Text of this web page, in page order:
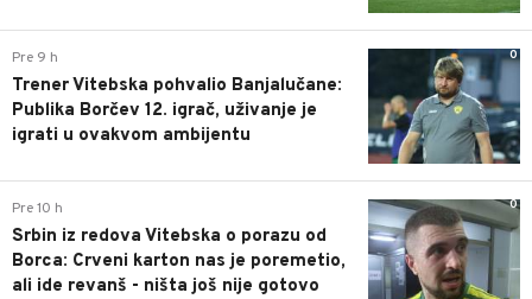
0
Pre 9 h
Trener Vitebska pohvalio Banjalučane:
Publika Borčev 12. igrač, uživanje je
igrati u ovakvom ambijentu
0
Pre 10 h
Srbin iz redova Vitebska o porazu od
Borca: Crveni karton nas je poremetio,
ali ide revanš - ništa još nije gotovo